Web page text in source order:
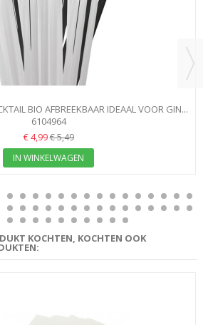
BIO AFBREEKBAAR IDEAAL VOOR GIN...
6104964
€ 4,99€ 5,49
IN WINKELWAGEN
KOCHTEN, KOCHTEN OOK